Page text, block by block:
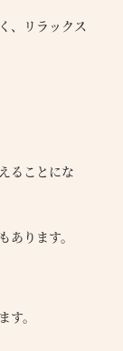
、リラックス
ることにな
ります。
。